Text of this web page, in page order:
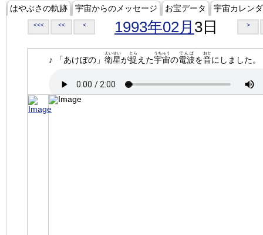
はやぶさの軌跡 宇宙からのメッセージ お宝データ 宇宙カレン
<<< << < 1993年02月 3日 >
♪ 「あけぼの」 衛星
えいせい
が捉
とら
えた宇宙
うちゅう
の電波
でんぱ
を音
おと
にしました。